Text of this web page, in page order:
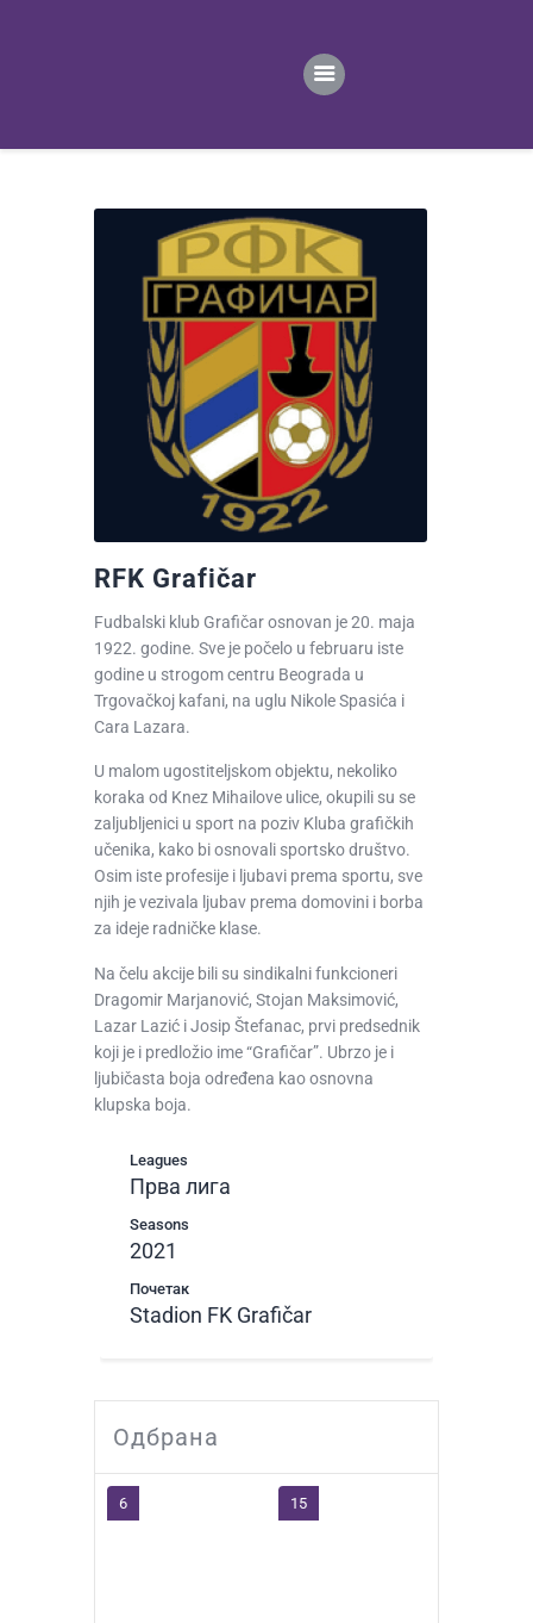
ПРОДАВНИЦА
КОНТАКТ
RFK Grafičar
Fudbalski klub Grafičar osnovan je 20. maja
1922. godine. Sve je počelo u februaru iste
godine u strogom centru Beograda u
Trgovačkoj kafani, na uglu Nikole Spasića i
Cara Lazara.
U malom ugostiteljskom objektu, nekoliko
koraka od Knez Mihailove ulice, okupili su se
zaljubljenici u sport na poziv Kluba grafičkih
učenika, kako bi osnovali sportsko društvo.
Osim iste profesije i ljubavi prema sportu, sve
njih je vezivala ljubav prema domovini i borba
za ideje radničke klase.
Na čelu akcije bili su sindikalni funkcioneri
Dragomir Marjanović, Stojan Maksimović,
Lazar Lazić i Josip Štefanac, prvi predsednik
koji je i predložio ime “Grafičar”. Ubrzo je i
ljubičasta boja određena kao osnovna
klupska boja.
Leagues
Прва лига
Seasons
2021
Почетак
Stadion FK Grafičar
Одбрана
6 15